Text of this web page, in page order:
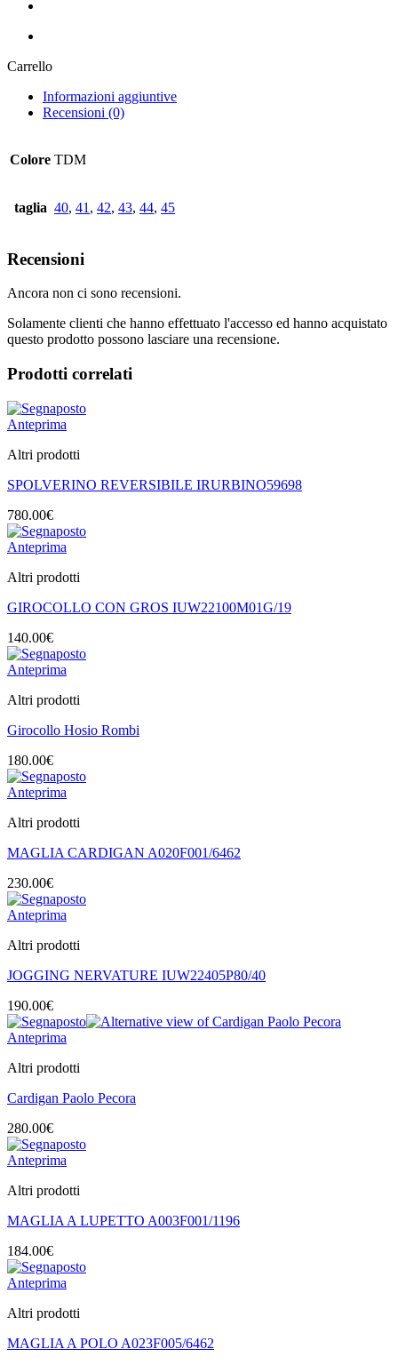
Carrello
Informazioni aggiuntive
Recensioni (0)
Colore TDM
taglia 40, 41 , 42, 43, 44, 45
Recensioni
Ancora non ci sono recensioni.
Solamente clienti che hanno effettuato l'accesso ed hanno acquistato
questo prodotto possono lasciare una recensione.
Prodotti correlati
Anteprima
Altri prodotti
SPOLVERINO REVERSIBILE IRURBINO59698
780.00€
Anteprima
Altri prodotti
GIROCOLLO CON GROS IUW22100M01G/19
140.00€
Anteprima
Altri prodotti
Girocollo Hosio Rombi
180.00€
Anteprima
Altri prodotti
MAGLIA CARDIGAN A020F001/6462
230.00€
Anteprima
Altri prodotti
JOGGING NERVATURE IUW22405P80/40
190.00€
Anteprima
Altri prodotti
Cardigan Paolo Pecora
280.00€
Anteprima
Altri prodotti
MAGLIA A LUPETTO A003F001/1196
184.00€
Anteprima
Altri prodotti
MAGLIA A POLO A023F005/6462